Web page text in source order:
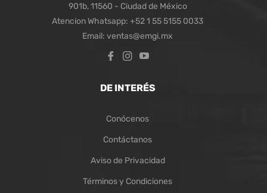
901b, 11560 - Ciudad de México
Atencion Whatsapp: +52 1 55 5155 0033
Email: ventas@emgi.mx
Fb
Ins
DE INTERÉS
Conócenos
Contáctanos
Aviso de Privacidad
Términos y Condiciones